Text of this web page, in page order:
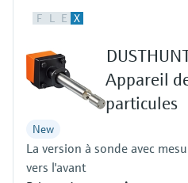
Scattered light backward
–40 °C ... +600 °C
Conformities
TUEV type-examination
China's EPA compliant
DNV Maritime type approval
F L E X
Appareil
particules
New
La version à sonde avec
vers l'avant